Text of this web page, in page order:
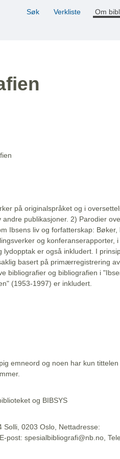
Søk Verkliste Om
på originalspråket og i
publikasjoner. 2) Parodier
Ibsens liv og forfatterskap: Bøker,
og konferanserapporter,
lydopptak er også inkludert. I
basert på primærregistrering
bibliografier og bibliografien i
(1953-1997) er inkludert.
emneord og noen har kun
og BIBSYS
Solli, 0203 Oslo, Nettadresse:
post: spesialbibliografi@nb.no,